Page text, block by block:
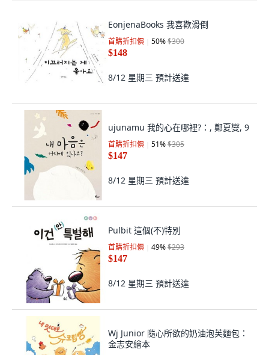
EonjenaBooks 我喜歡滑倒
首購折扣價 50%$300
$148
8/12 星期三 預計送達
ujunamu 我的心在哪裡?：, 鄭夏燮, 9
首購折扣價 51%$305
$147
8/12 星期三 預計送達
Pulbit 這個(不)特別
首購折扣價 49%$293
$147
8/12 星期三 預計送達
Wj Junior 隨心所欲的奶油泡芙麵包：
金志安繪本